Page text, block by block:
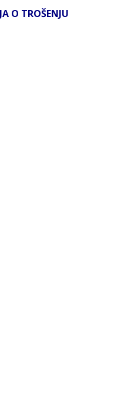
O TROŠENJU